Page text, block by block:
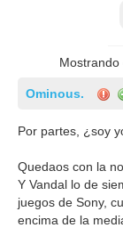
Ominous.
Por partes, ¿soy
Quedaos con la
Y Vandal lo de
juegos de Sony,
encima de la